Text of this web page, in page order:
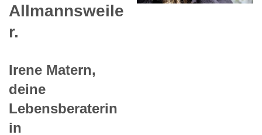
Allmannsweile
r.
Irene Matern,
deine
Lebensberaterin
in